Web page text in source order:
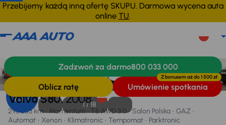
Przebijemy każdą inną ofertę SKUPU. Darmowa wycena auta
online TU.
Taniej o 1 000 zł
8,25 %
1 /18
Volvo S80, 2008
293 663 km Momentum T6 AWD 3.0 Salon Polska
GAZ
Automat
Xenon Klimatronic Tempomat
Parktronic
WyposażenieFinansowanie
Zadzwoń za darmo800 033 000
Oblicz ratę Umówienie spotkania
Z bonusem aż do1 500 zł